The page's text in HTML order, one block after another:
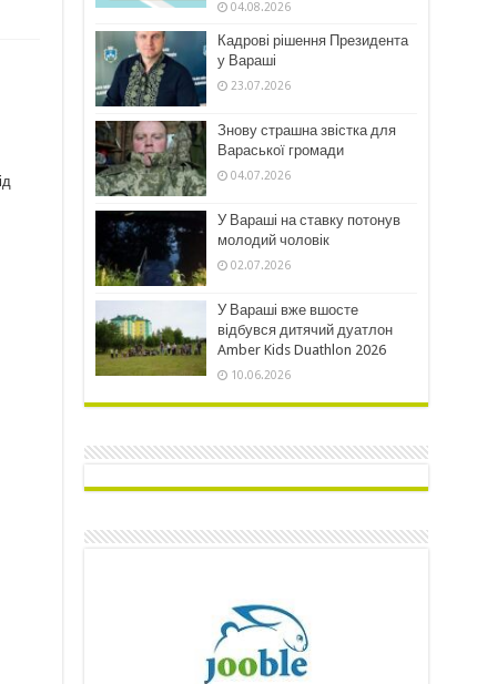
04.08.2026
Кадрові рішення Президента
у Вараші
23.07.2026
Знову страшна звістка для
Вараської громади
04.07.2026
У Вараші на ставку потонув
молодий чоловік
02.07.2026
У Вараші вже вшосте
відбувся дитячий дуатлон
Amber Kids Duathlon 2026
10.06.2026